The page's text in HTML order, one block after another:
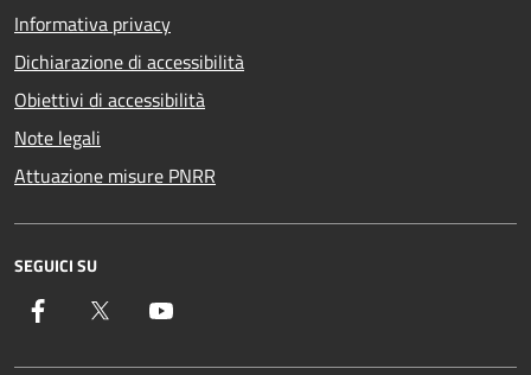
Informativa privacy
Dichiarazione di accessibilità
Obiettivi di accessibilità
Note legali
Attuazione misure PNRR
SEGUICI SU
Facebook Twitter